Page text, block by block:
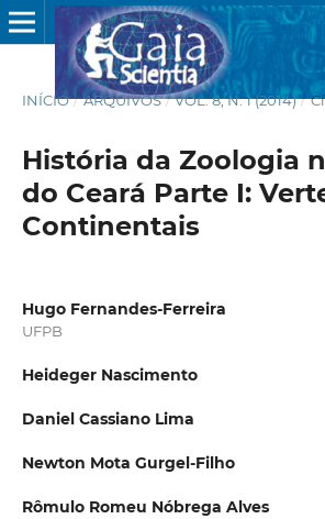
INÍCIO / ARQUIVOS / VOL. 8, N. 1 (2014) /
História da Zoologia
do Ceará Parte I:
Continentais
Hugo Fernandes-Ferreira
UFPB
Heideger Nascimento
Daniel Cassiano Lima
Newton Mota Gurgel-Filho
Rômulo Romeu Nóbrega Alves